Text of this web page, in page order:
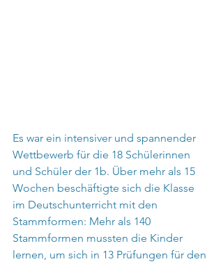
Es war ein intensiver und spannender
Wettbewerb für die 18 Schülerinnen
und Schüler der 1b. Über mehr als 15
Wochen beschäftigte sich die Klasse
im Deutschunterricht mit den
Stammformen: Mehr als 140
Stammformen mussten die Kinder
lernen, um sich in 13 Prüfungen für den